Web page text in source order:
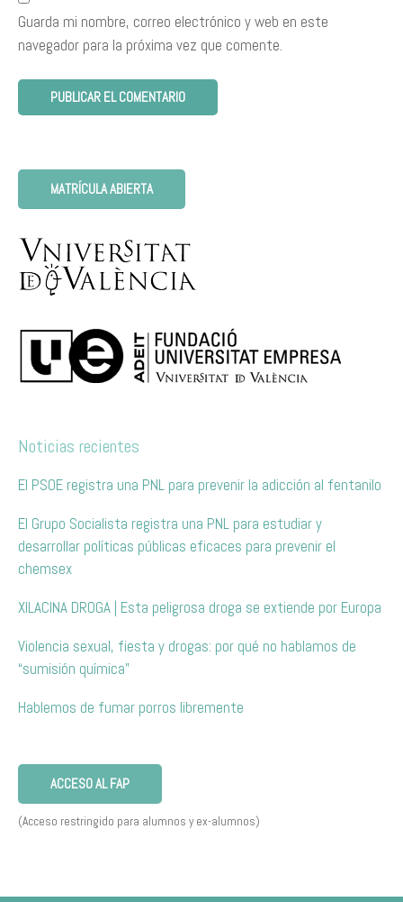
Guarda mi nombre, correo electrónico y web en este
navegador para la próxima vez que comente.
MATRÍCULA ABIERTA
Noticias recientes
El PSOE registra una PNL para prevenir la adicción al fentanilo
El Grupo Socialista registra una PNL para estudiar y
desarrollar políticas públicas eficaces para prevenir el
chemsex
XILACINA DROGA | Esta peligrosa droga se extiende por Europa
Violencia sexual, fiesta y drogas: por qué no hablamos de
“sumisión química”
Hablemos de fumar porros libremente
ACCESO AL FAP
(Acceso restringido para alumnos y ex-alumnos)